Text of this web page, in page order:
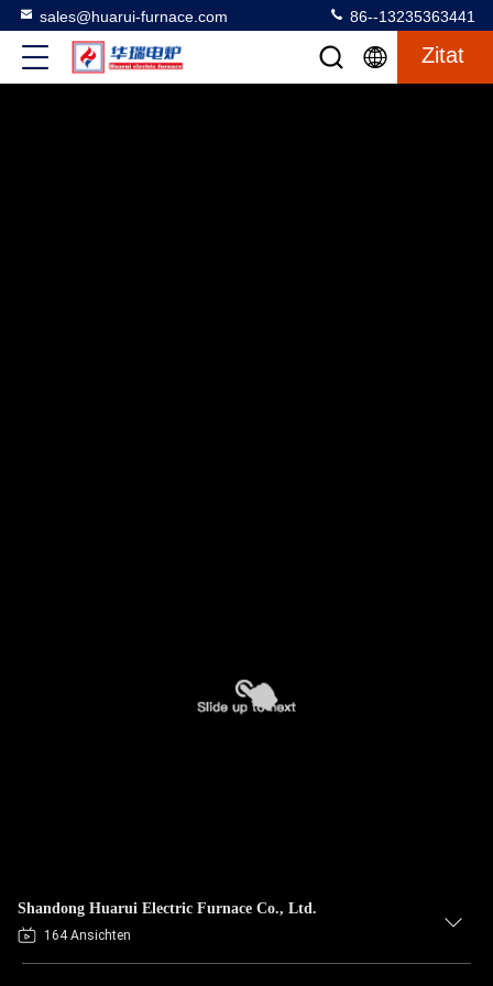
sales@huarui-furnace.com 86--13235363441
Zitat
Shandong Huarui Electric Furnace Co., Ltd.
164 Ansichten